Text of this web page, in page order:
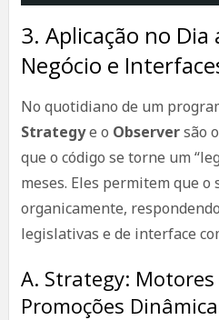
3. Aplicação no Dia
Negócio e
No quotidiano de um
Strategye o Observersão
que o código se torne um
meses. Eles permitem que o
organicamente,
legislativas e de interface
A. Strategy:
Promoções